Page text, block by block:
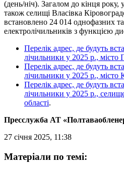
(день/ніч). Загалом до кінця року,
також селищі Власівка
встановлено 24 014 однофазних
електролічильників з функцією
Перелік адрес, де будуть
лічильники у 2025 р., місто
Перелік адрес, де будуть
лічильники у 2025 р., місто
Перелік адрес, де будуть
лічильники у 2025 р.,
області.
Пресслужба АТ
27 січня 2025, 11:38
Матеріали по темі: